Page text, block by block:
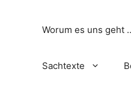
Worum es uns geht
Sachtexte